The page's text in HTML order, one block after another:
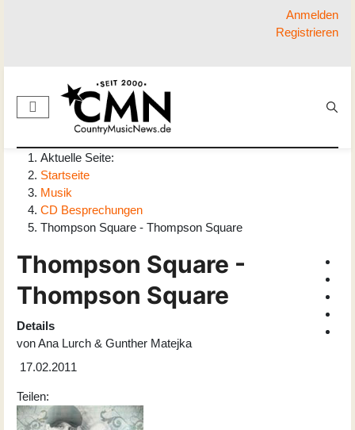
Anmelden
Registrieren
Aktuelle Seite:
Startseite
Musik
CD Besprechungen
Thompson Square - Thompson Square
Thompson Square -
Thompson Square
Details
vonAna Lurch & Gunther Matejka
17.02.2011
Teilen: